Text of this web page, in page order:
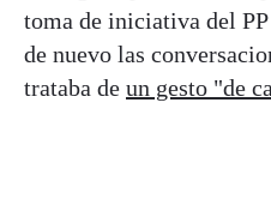
toma de iniciativa del
de nuevo las
trataba de un gesto "de